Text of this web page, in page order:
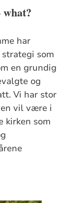
har
som
en grundig
og
Vi har stor
vil være i
kirken som